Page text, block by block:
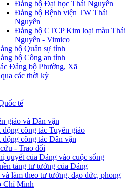
Đảng bộ Đại học Thái Nguyên
Đảng bộ Bệnh viện TW Thái
Nguyên
Đảng bộ CTCP Kim loại màu Thái
Nguyên - Vimico
bộ Quân sự tỉnh
bộ Công an tỉnh
Đảng bộ Phường, Xã
các thời kỳ
tế
giáo và Dân vận
động công tác Tuyên giáo
động công tác Dân vận
- Trao đổi
quyết của Đảng vào cuộc sống
tảng tư tưởng của Đảng
làm theo tư tưởng, đạo đức, phong
Chí Minh